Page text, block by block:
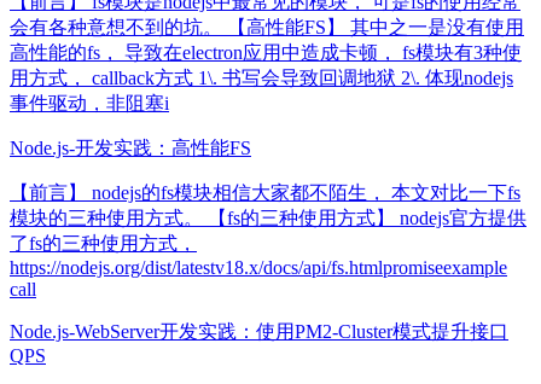
会有各种意想不到的坑。 【高性能FS】 其中之一是没有使用
高性能的fs， 导致在electron应用中造成卡顿， fs模块有3种使
用方式， callback方式 1\. 书写会导致回调地狱 2\. 体现nodejs
事件驱动，非阻塞i
Node.js-开发实践：高性能FS
【前言】 nodejs的fs模块相信大家都不陌生， 本文对比一下fs
模块的三种使用方式。 【fs的三种使用方式】 nodejs官方提供
了fs的三种使用方式，
https://nodejs.org/dist/latestv18.x/docs/api/fs.htmlpromiseexample
call
Node.js-WebServer开发实践：使用PM2-Cluster模式提升接口
QPS